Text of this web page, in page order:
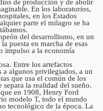
de producción y de abolir
En los laboratorios,
en los Estados
parte el milagro se ha
del desarrollismo, en un
puesta en marcha de esas
impulso a la economía
Entre los artefactos
a algunos privilegiados, a un
que usa el común de los
la realidad del sueño.
en 1908, Henry Ford
modelo T, todo el mundo
tecnológico de la época. La